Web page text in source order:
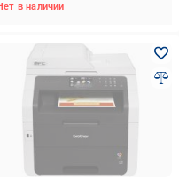
в наличии